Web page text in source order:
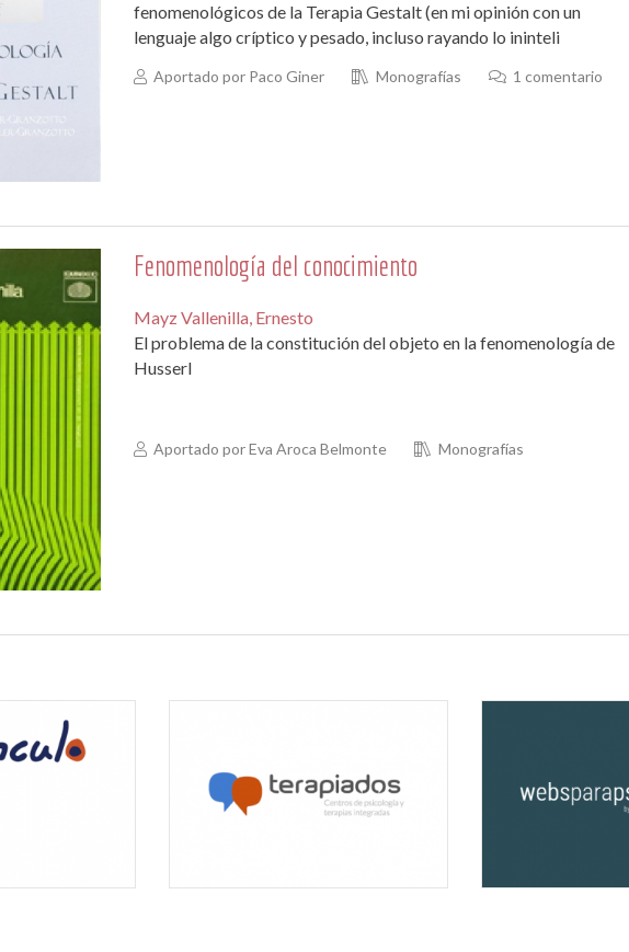
fenomenológicos de la Terapia Gestalt (en mi opinión con un
lenguaje algo críptico y pesado, incluso rayando lo ininteli
Aportado por Paco Giner Monografías 1 comentario
Fenomenología del conocimiento
Mayz Vallenilla, Ernesto
El problema de la constitución del objeto en la fenomenología de
Husserl
Aportado por Eva Aroca Belmonte Monografías